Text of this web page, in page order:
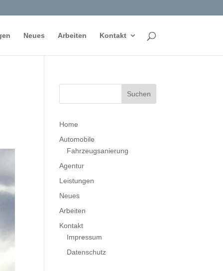
Neues Arbeiten Kontakt
Home
Automobile
Fahrzeugsanierung
Agentur
Leistungen
Neues
Arbeiten
Kontakt
Impressum
Datenschutz